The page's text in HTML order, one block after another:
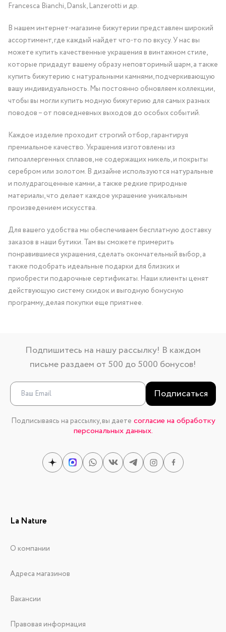
Francesca Bianchi, Dansk, Lanzerotti и др.
В нашем интернет-магазине бижутерии представлен широкий
ассортимент, где каждый найдет что-то по вкусу. У нас вы
можете купить качественные украшения в винтажном стиле,
которые придадут вашему образу неповторимый шарм, а также
купить бижутерию с натуральными камнями, подчеркивающую
вашу индивидуальность. Мы постоянно обновляем коллекции,
чтобы вы могли купить модную бижутерию для самых разных
поводов – от повседневных выходов до особых событий.
Каждое изделие проходит строгий отбор, гарантируя
премиальное качество. Украшения изготовлены из
гипоаллергенных сплавов, не содержащих никель, и покрыты
серебром или золотом. В дизайне используются натуральные
и полудрагоценные камни, а также редкие природные
материалы, что делает каждое украшение уникальным
произведением искусства.
Для вашего удобства мы обеспечиваем бесплатную доставку
заказов в наши бутики. Там вы сможете примерить
понравившиеся украшения, сделать окончательный выбор, а
также подобрать идеальные подарки для близких и
приобрести подарочные сертификаты. Наши клиенты ценят
действующую систему скидок и выгодную бонусную
программу, делая покупки еще приятнее.
Подпишитесь на нашу рассылку! В каждом
письме раздаем от 500 до 5000 бонусов!
Подписаться
Подписываясь на рассылку, вы даете согласие на обработку
персональных данных.
La Nature
О компании
Адреса магазинов
Вакансии
Правовая информация